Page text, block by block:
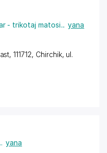
- trikotaj matosi... yana
111712, Chirchik, ul.
yana